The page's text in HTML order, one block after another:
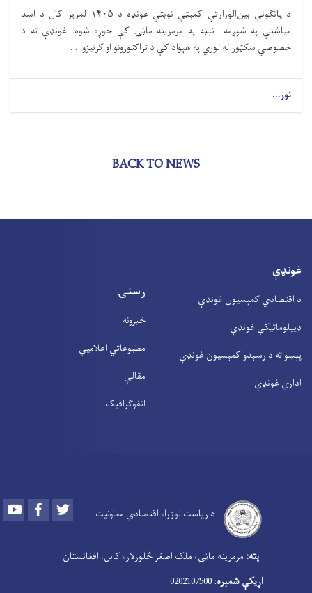
د پانګونې بین‌الوزارتي کمېټې نوبتي غونډه د ۱۴۰۵ لمریز کال د اسد
میاشتې په شپږمه نېټه په مرمرینه ماڼۍ کې جوړه شوه. غونډې ته د
خصوصي سکټور له لوري په هېواد کې د تراکتورونو او کرنیزو. . .
نور...
BACK TO NEWS
غونډې
د اقتصادي کمېسیون غونډې
ډیپلوماتیکې غونډې
پېښو ته د رسېدو کمېسیون غونډې
اداري غونډې
رسنۍ
خبرونه
مطبوعاتي اعلامیې
مقالې
انفوګرافیک
د ریاست‌الوزراء اقتصادي معاونیت Youtube Facebook
‍پته: مرمرینه ماڼۍ، ملک اصغر څلورلار، کابل، افغانستان
اړیکې شمېره: 0202107500